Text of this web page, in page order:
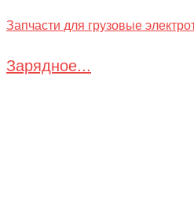
Запчасти для грузовые
Зарядное...